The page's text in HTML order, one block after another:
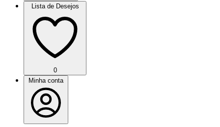
Lista de Desejos
0
Minha conta